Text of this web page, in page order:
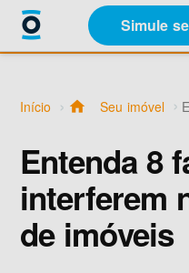
Simule
Sobre
Início home Seu imóvel
Entenda 8
interferem
de imóveis